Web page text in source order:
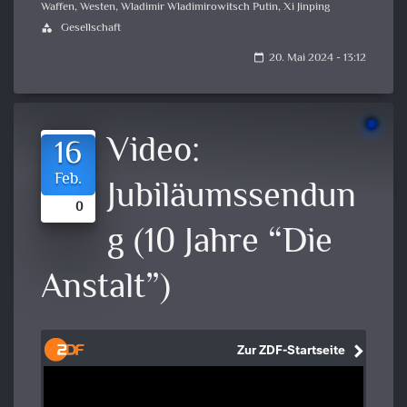
Waffen,Westen,Wladimir Wladimirowitsch Putin,Xi Jinping
category Gesellschaft
calendar_today 20. Mai 2024 - 13:12
16
Feb.
0
Video:
Jubiläumssendun
g (10 Jahre “Die
Anstalt”)